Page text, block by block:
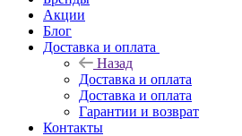
Акции
Блог
Доставка и оплата
Назад
Доставка и оплата
Доставка и оплата
Гарантии и возврат
Контакты